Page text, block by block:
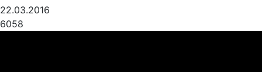
22.03.2016
6058